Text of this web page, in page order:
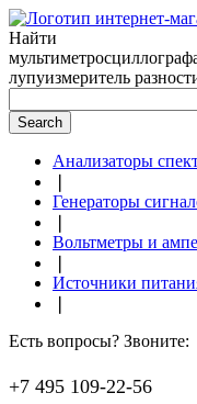
Найти
мультиметросциллограф
лупуизмеритель
Search
Анализаторы
Генераторы
Вольтметры и
Источники
Есть вопросы? Звоните:
+7 495 109-22-56